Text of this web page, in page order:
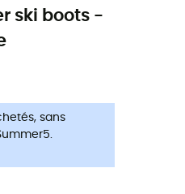
ski boots -
sans